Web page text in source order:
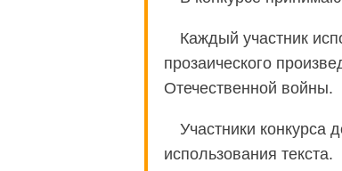
Каждый участник
прозаического
Отечественной войны.
Участники конкурса
использования текста.